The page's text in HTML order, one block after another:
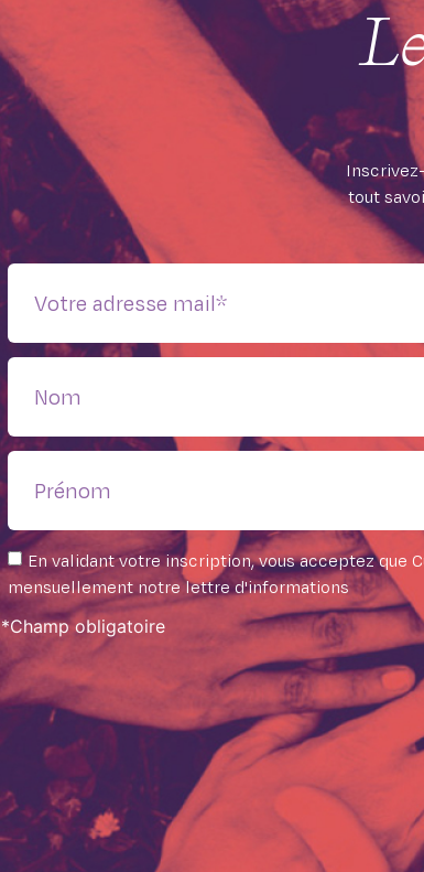
tout
En validant votre inscription, vous acceptez que
mensuellement notre lettre d'informations
*Champ obligatoire